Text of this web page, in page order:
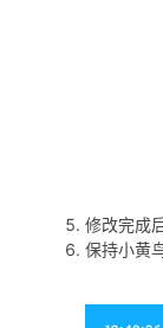
修改完成
保持小黄